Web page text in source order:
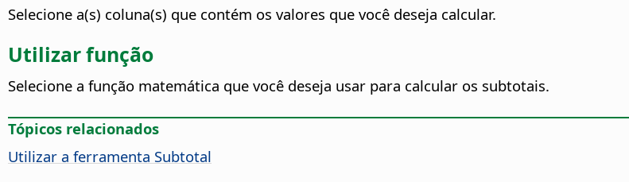
Selecione a(s) coluna(s) que contém os valores que você deseja calcular.
Utilizar função
Selecione a função matemática que você deseja usar para calcular os subtotais.
Tópicos relacionados
Utilizar a ferramenta Subtotal